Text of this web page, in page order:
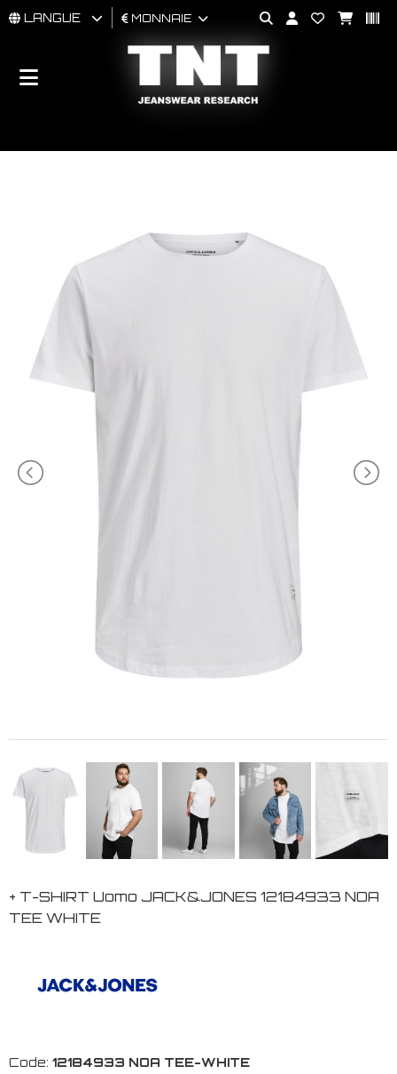
HOMMES
BRAND
LANGUE MONNAIE
+ T-SHIRT Uomo JACK&JONES 12184933 NOA
TEE WHITE
Code: 12184933 NOA TEE-WHITE